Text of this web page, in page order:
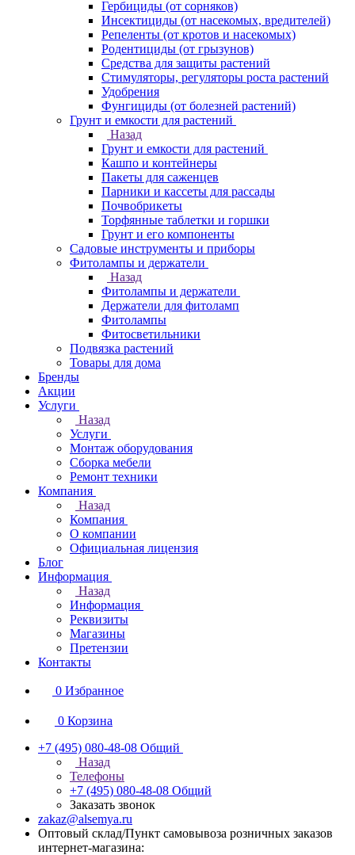
Гербициды (от сорняков)
Инсектициды (от насекомых, вредителей)
Репеленты (от кротов и насекомых)
Родентициды (от грызунов)
Средства для защиты растений
Стимуляторы, регуляторы роста растений
Удобрения
Фунгициды (от болезней растений)
Грунт и емкости для растений
Назад
Грунт и емкости для растений
Кашпо и контейнеры
Пакеты для саженцев
Парники и кассеты для рассады
Почвобрикеты
Торфянные таблетки и горшки
Грунт и его компоненты
Садовые инструменты и приборы
Фитолампы и держатели
Назад
Фитолампы и держатели
Держатели для фитоламп
Фитолампы
Фитосветильники
Подвязка растений
Товары для дома
Бренды
Акции
Услуги
Назад
Услуги
Монтаж оборудования
Сборка мебели
Ремонт техники
Компания
Назад
Компания
О компании
Официальная лицензия
Блог
Информация
Назад
Информация
Реквизиты
Магазины
Претензии
Контакты
0 Избранное
0 Корзина
+7 (495) 080-48-08 Общий
Назад
Телефоны
+7 (495) 080-48-08 Общий
Заказать звонок
zakaz@alsemya.ru
Оптовый склад/Пункт самовывоза розничных заказов
интернет-магазина: